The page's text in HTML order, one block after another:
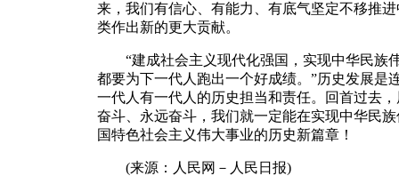
来，我们有信心、有能力、有底气坚定不移推
类作出新的更大贡献。
“建成社会主义现代化强国，实现中华民族
都要为下一代人跑出一个好成绩。”历史发展是
一代人有一代人的历史担当和责任。回首过去
奋斗、永远奋斗，我们就一定能在实现中华民
国特色社会主义伟大事业的历史新篇章！
(来源：人民网－人民日报)